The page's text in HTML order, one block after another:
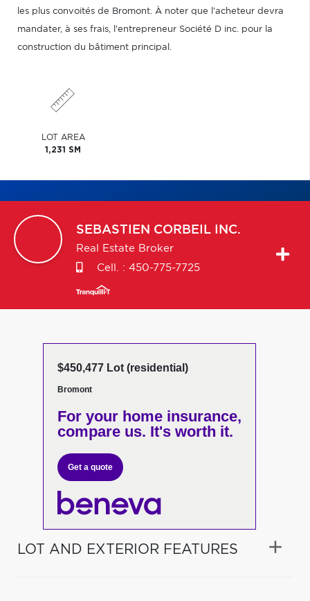
les plus convoités de Bromont. À noter que l'acheteur devra
mandater, à ses frais, l'entrepreneur Société D inc. pour la
construction du bâtiment principal.
LOT AREA
1,231 SM
SEBASTIEN CORBEIL INC.
Real Estate Broker
Cell. : 450-775-7725
$450,477 Lot (residential)
Bromont
For your home insurance,
compare us. It's worth it.
Get a quote
LOT AND EXTERIOR FEATURES